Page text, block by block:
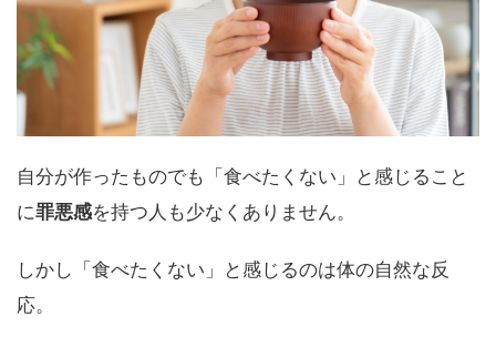
自分が作ったものでも「食べたくない」と感じること
に罪悪感を持つ人も少なくありません。
しかし「食べたくない」と感じるのは体の自然な反
応。